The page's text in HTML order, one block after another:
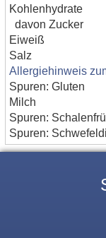
Kohlenhydrate
davon Zucker
Eiweiß
Salz
Allergiehinweis
Spuren: Gluten
Milch
Spuren:
Spuren: